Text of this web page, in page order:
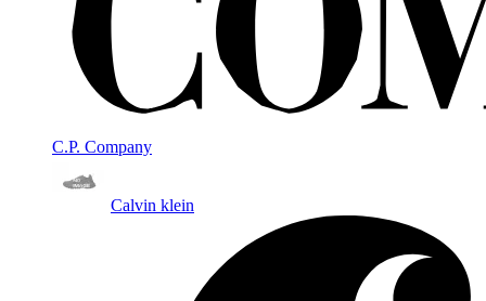
C.P. Company
Calvin klein